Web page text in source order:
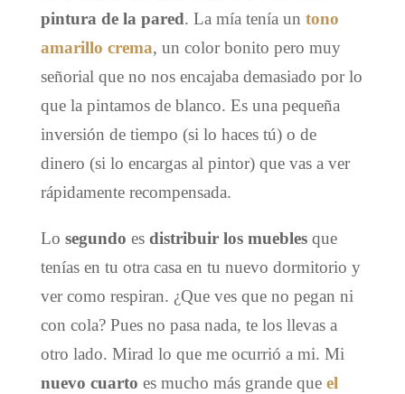
pintura de la pared. La mía tenía un tono
amarillo crema, un color bonito pero muy
señorial que no nos encajaba demasiado por lo
que la pintamos de blanco. Es una pequeña
inversión de tiempo (si lo haces tú) o de
dinero (si lo encargas al pintor) que vas a ver
rápidamente recompensada.
Lo segundo es distribuir los muebles que
tenías en tu otra casa en tu nuevo dormitorio y
ver como respiran. ¿Que ves que no pegan ni
con cola? Pues no pasa nada, te los llevas a
otro lado. Mirad lo que me ocurrió a mi. Mi
nuevo cuarto es mucho más grande que el